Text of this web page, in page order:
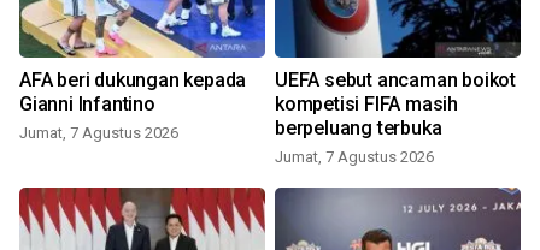
AFA beri dukungan kepada
Gianni Infantino
Jumat, 7 Agustus 2026
UEFA sebut ancaman boikot
kompetisi FIFA masih
berpeluang terbuka
Jumat, 7 Agustus 2026